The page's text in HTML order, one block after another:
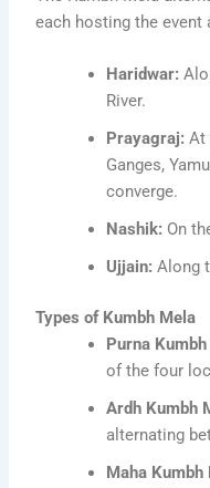
each hosting the event
Haridwar:
River.
Prayagraj: At
Ganges,
converge.
Nashik: On
Ujjain: Along
Types of Kumbh Mela
Purna
of the four
Ardh Kumbh
alternating
Maha Kumbh